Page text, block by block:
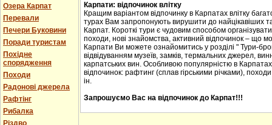
Озера Карпат
Перевали
Печери Буковини
Поради туристам
Похідне
спорядження
Походи
Радонові джерела
Рафтінг
Рибалка
Різдво
Карпати: відпочинок влітку
Кращим варіантом відпочинку в Карпатах влітку
турах Вам запропонують вирушити до найцікавіших та
Карпат. Короткі тури є чудовим способом організувати
походи, нові знайомства, активний відпочинок – що
Карпати Ви можете ознайомитись у розділі " Тури-
відвідуванням музеїв, замків, термальних джерел,
карпатських вин. Особливою популярністю в
відпочинок: рафтинг (сплав гірськими річками),
ін.
Запрошуємо Вас на відпочинок до Карпат!!!